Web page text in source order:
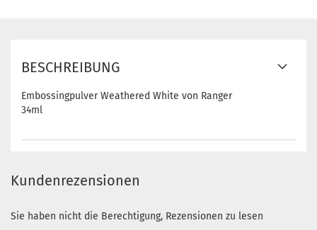
BESCHREIBUNG
Embossingpulver Weathered White von Ranger
34ml
Kundenrezensionen
Sie haben nicht die Berechtigung, Rezensionen zu lesen